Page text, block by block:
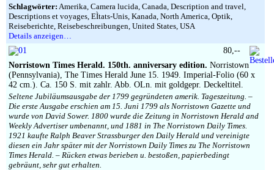
Schlagwörter: Amerika, Camera lucida, Canada, Description and travel,
Descriptions et voyages, EÌtats-Unis, Kanada, North America, Optik,
Reiseberichte, Reisebeschreibungen, United States, USA
Details anzeigen…
Norristown Times Herald. 150th. anniversary edition. Norristown
(Pennsylvania), The Times Herald June 15. 1949. Imperial-Folio (60 x
42 cm.). Ca. 150 S. mit zahlr. Abb. OLn. mit goldgepr. Deckeltitel.
Seltene Jubiläumsausgabe der 1799 gegründeten amerik. Tageszeitung. –
Die erste Ausgabe erschien am 15. Juni 1799 als Norristown Gazette und
wurde von David Sower. 1800 wurde die Zeitung in Norristown Herald and
Weekly Advertiser umbenannt, und 1881 in The Norristown Daily Times.
1921 kaufte Ralph Beaver Strassburger den Daily Herald und vereinigte
diesen ein Jahr später mit der Norristown Daily Times zu The Norristown
Times Herald. – Rücken etwas berieben u. bestoßen, papierbedingt
gebräunt, sehr gut erhalten.
80,--